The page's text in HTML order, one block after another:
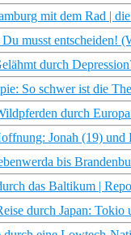
mit dem Rad |
musst entscheiden!
durch
So schwer ist die
durch
Jonah (19) und
bis
das Baltikum |
durch Japan: